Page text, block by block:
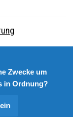
Zwecke um
in Ordnung?